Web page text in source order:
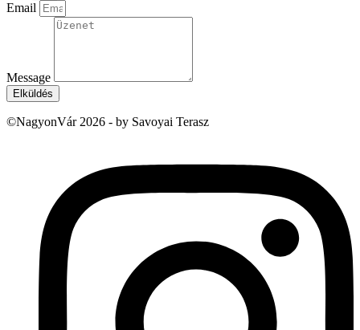
Email
Message
Elküldés
©NagyonVár 2026 - by Savoyai Terasz